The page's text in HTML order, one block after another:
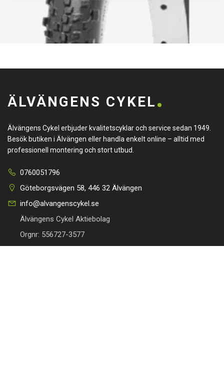
ÄLVÄNGENS CYKEL
Älvängens Cykel erbjuder kvalitetscyklar och service sedan 1949.
Besök butiken i Älvängen eller handla enkelt online – alltid med
professionell montering och stort utbud.
0760051796
Göteborgsvägen 58, 446 32 Älvängen
info@alvangenscykel.se
Älvängens Cykel Aktiebolag
Orgnr: 556727-3577